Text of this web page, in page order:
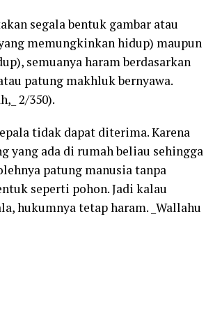
segala bentuk gambar atau
memungkinkan hidup) maupun
semuanya haram berdasarkan
patung makhluk bernyawa.
2/350).
tidak dapat diterima. Karena
yang ada di rumah beliau sehingga
patung manusia tanpa
seperti pohon. Jadi kalau
hukumnya tetap haram. _Wallahu